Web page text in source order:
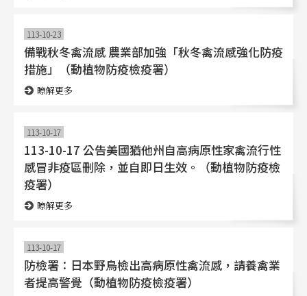
113-10-23
備戰秋冬禽流感 農業部加強「秋冬禽流感強化防疫
措施」（動植物防疫檢疫署）
瞭解更多
113-10-17
113-10-17 公告美國猶他州自高病原性家禽流行性
感冒非疫區刪除，並自即日生效。（動植物防疫檢
疫署）
瞭解更多
113-10-17
防檢署：日本野鳥檢出高病原性禽流感，請養禽業
者提高警覺（動植物防疫檢疫署）